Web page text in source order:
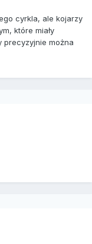
cyrkla, ale kojarzy
które miały
precyzyjnie można